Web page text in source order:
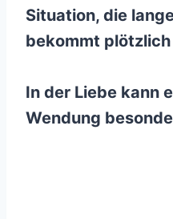
Situation, die
bekommt
In der Liebe kann
Wendung